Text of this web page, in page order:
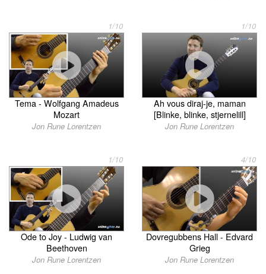
1/10
Tema - Wolfgang Amadeus
Mozart
Jon Rune Lorentzen
1/10
Ah vous diraj-je, maman
[Blinke, blinke, stjernelill]
Jon Rune Lorentzen
1/10
Ode to Joy - Ludwig van
Beethoven
Jon Rune Lorentzen
4/10
Dovregubbens Hall - Edvard
Grieg
Jon Rune Lorentzen